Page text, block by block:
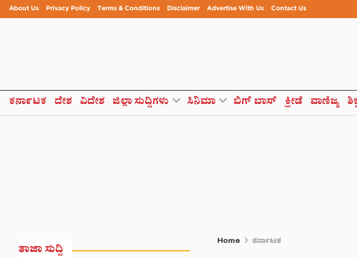
About Us Privacy Policy Terms & Conditions Disclaimer Advertise With Us Contact Us
ಕರ್ನಾಟಕ ದೇಶ ವಿದೇಶ ಜಿಲ್ಲಾ ಸುದ್ದಿಗಳು ಸಿನಿಮಾ ಬಿಗ್ ಬಾಸ್ ಕ್ರೀಡೆ ವಾಣಿಜ್ಯ
Home ಕರ್ನಾಟಕ
ತಾಜಾ ಸುದ್ದಿ